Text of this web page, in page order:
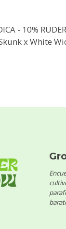
- 10%
x White